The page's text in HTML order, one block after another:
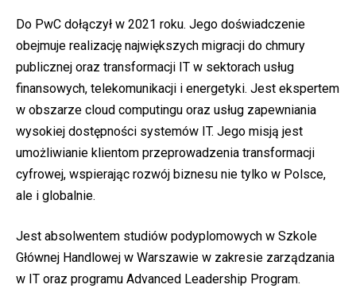
Do PwC dołączył w 2021 roku. Jego doświadczenie
obejmuje realizację największych migracji do chmury
publicznej oraz transformacji IT w sektorach usług
finansowych, telekomunikacji i energetyki. Jest ekspertem
w obszarze cloud computingu oraz usług zapewniania
wysokiej dostępności systemów IT. Jego misją jest
umożliwianie klientom przeprowadzenia transformacji
cyfrowej, wspierając rozwój biznesu nie tylko w Polsce,
ale i globalnie.
Jest absolwentem studiów podyplomowych w Szkole
Głównej Handlowej w Warszawie w zakresie zarządzania
w IT oraz programu Advanced Leadership Program.